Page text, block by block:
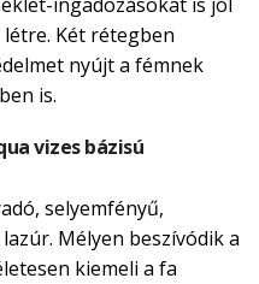
Két rétegben
nyújt a fémnek
is.
vizes bázisú
selyemfényű,
Mélyen beszívódik a
kiemeli a fa